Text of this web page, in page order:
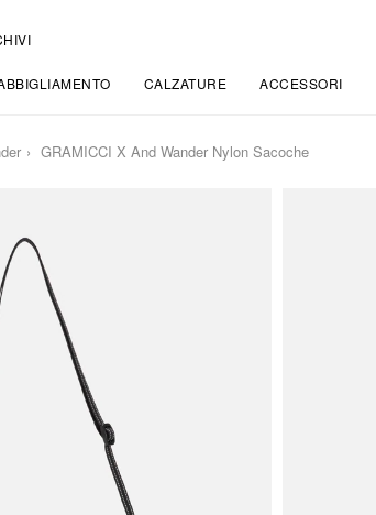
CALZATURE ACCESSORI
GRAMICCI X And Wander Nylon Sacoche